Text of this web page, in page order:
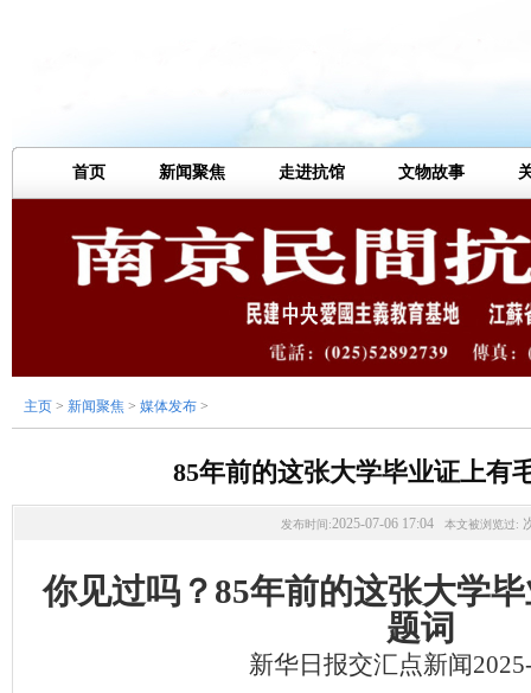
首页 新闻聚焦 走进抗馆 文物故事
主页 > 新闻聚焦 > 媒体发布 >
85年前的这张大学毕业证上有
发布时间:2025-07-06 17:04 本文被浏览过:
你见过吗？ 85年前的这张大学
题词
新华日报交汇点新闻